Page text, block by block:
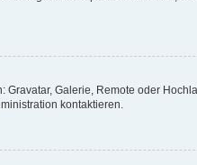
Galerie, Remote oder
kontaktieren.